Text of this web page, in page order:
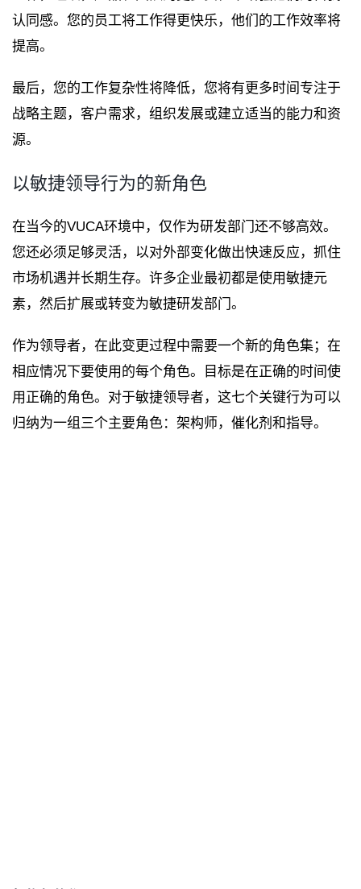
认同感。您的员工将工作得更快乐，他们的工作效率将
提高。
最后，您的工作复杂性将降低，您将有更多时间专注于
战略主题，客户需求，组织发展或建立适当的能力和资
源。
以敏捷领导行为的新角色
在当今的VUCA环境中，仅作为研发部门还不够高效。
您还必须足够灵活，以对外部变化做出快速反应，抓住
市场机遇并长期生存。许多企业最初都是使用敏捷元
素，然后扩展或转变为敏捷研发部门。
作为领导者，在此变更过程中需要一个新的角色集；在
相应情况下要使用的每个角色。目标是在正确的时间使
用正确的角色。对于敏捷领导者，这七个关键行为可以
归纳为一组三个主要角色：架构师，催化剂和指导。